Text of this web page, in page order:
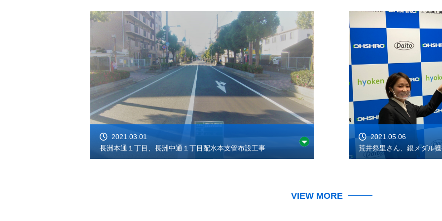
2021.03.01
長洲本通１丁目、長洲中通１丁目配水本支管布設工事
2021.05.06
荒井祭里さん、銀メダル
VIEW MORE